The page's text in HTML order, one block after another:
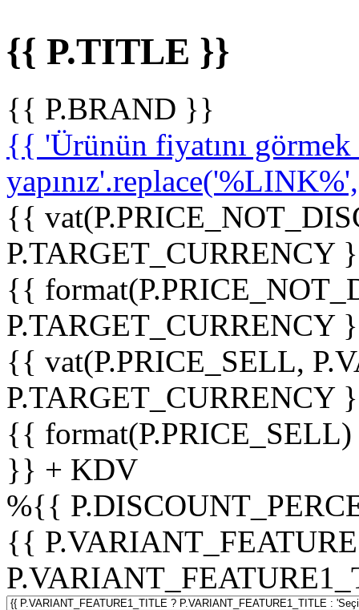
{{ P.TITLE }}
{{ P.BRAND }}
{{ 'Ürünün fiyatını
{{
P.TARGET_CURRENCY
{{
P.TARGET_CURRENCY
{{ vat(P.PRICE_SELL,
P.TARGET_CURRENCY
{{
}} + KDV
%{{
{{